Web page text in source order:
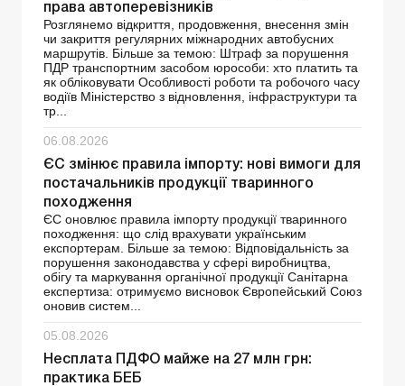
права автоперевізників
Розглянемо відкриття, продовження, внесення змін
чи закриття регулярних міжнародних автобусних
маршрутів. Більше за темою: Штраф за порушення
ПДР транспортним засобом юрособи: хто платить та
як обліковувати Особливості роботи та робочого часу
водіїв Міністерство з відновлення, інфраструктури та
тр...
06.08.2026
ЄС змінює правила імпорту: нові вимоги для
постачальників продукції тваринного
походження
ЄС оновлює правила імпорту продукції тваринного
походження: що слід врахувати українським
експортерам. Більше за темою: Відповідальність за
порушення законодавства у сфері виробництва,
обігу та маркування органічної продукції Санітарна
експертиза: отримуємо висновок Європейський Союз
оновив систем...
05.08.2026
Несплата ПДФО майже на 27 млн грн:
практика БЕБ